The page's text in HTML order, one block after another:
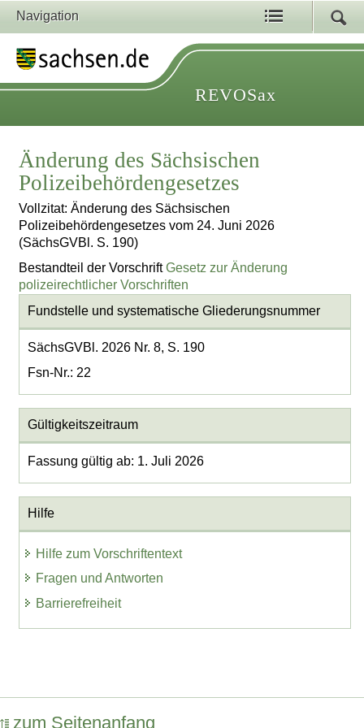
Navigation
REVOSax
Änderung des Sächsischen
Polizeibehördengesetzes
Vollzitat: Änderung des Sächsischen
Polizeibehördengesetzes vom 24. Juni 2026
(SächsGVBl. S. 190)
Bestandteil der VorschriftGesetz zur Änderung
polizeirechtlicher Vorschriften
Fundstelle und systematische Gliederungsnummer
SächsGVBl. 2026 Nr. 8, S. 190
Fsn-Nr.: 22
Gültigkeitszeitraum
Fassung gültig ab: 1. Juli 2026
Hilfe
Hilfe zum Vorschriftentext
Fragen und Antworten
Barrierefreiheit
zum Seitenanfang